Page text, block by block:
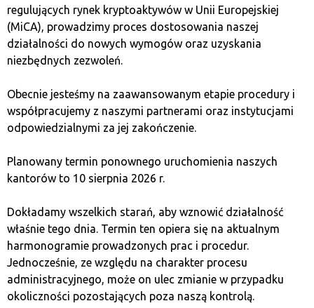
Quark cryptocurrency exchange offices
cryptocurrencies quickly, without unnecessary
paperwork, safely and anonymously.
How does it work?
regulujących rynek kryptoaktywów w Unii Europejskiej
(MiCA), prowadzimy proces dostosowania naszej
działalności do nowych wymogów oraz uzyskania
niezbędnych zezwoleń.
Obecnie jesteśmy na zaawansowanym etapie procedury i
współpracujemy z naszymi partnerami oraz instytucjami
odpowiedzialnymi za jej zakończenie.
Planowany termin ponownego uruchomienia naszych
kantorów to 10 sierpnia 2026 r.
Dokładamy wszelkich starań, aby wznowić działalność
właśnie tego dnia. Termin ten opiera się na aktualnym
harmonogramie prowadzonych prac i procedur.
Jednocześnie, ze względu na charakter procesu
administracyjnego, może on ulec zmianie w przypadku
okoliczności pozostających poza naszą kontrolą.